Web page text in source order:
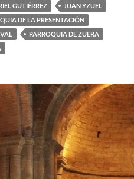
GUTIÉRREZ
JUAN YZUEL
DE LA PRESENTACIÓN
PARROQUIA DE ZUERA